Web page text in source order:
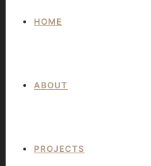
HOME
ABOUT
PROJECTS